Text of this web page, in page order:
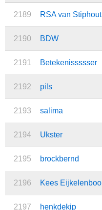
2189 RSA van Stiphout
2190 BDW
2191 Betekenissssser
2192 pils
2193 salima
2194 Ukster
2195 brockbernd
2196 Kees Eijkelenboo
2197 henkdekip